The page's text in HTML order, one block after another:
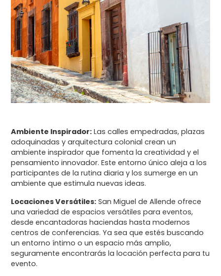
Ambiente Inspirador: Las calles empedradas, plazas
adoquinadas y arquitectura colonial crean un
ambiente inspirador que fomenta la creatividad y el
pensamiento innovador. Este entorno único aleja a los
participantes de la rutina diaria y los sumerge en un
ambiente que estimula nuevas ideas.
Locaciones Versátiles: San Miguel de Allende ofrece
una variedad de espacios versátiles para eventos,
desde encantadoras haciendas hasta modernos
centros de conferencias. Ya sea que estés buscando
un entorno íntimo o un espacio más amplio,
seguramente encontrarás la locación perfecta para tu
evento.